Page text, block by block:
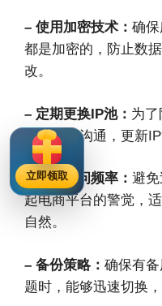
– 使用加密技术： 确
都是加密的，防止数
改。
– 定期更换IP池： 为
与供应商沟通，更新IP
– 设置访问频率： 避免
起电商平台的警觉，
自然。
– 备份策略： 确保有
题时，能够迅速切换
立即领取